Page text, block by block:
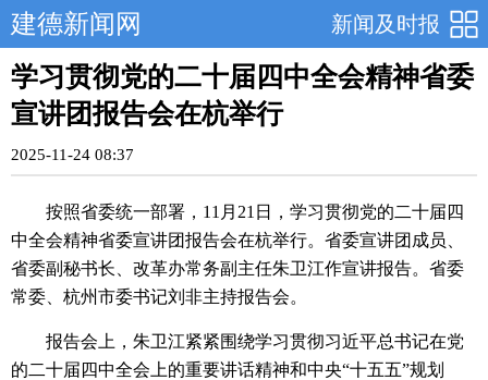
新闻及时报
建德新闻网
学习贯彻党的二十届四中全会精神省委
宣讲团报告会在杭举行
2025-11-24 08:37
按照省委统一部署，11月21日，学习贯彻党的二十届四
中全会精神省委宣讲团报告会在杭举行。省委宣讲团成员、
省委副秘书长、改革办常务副主任朱卫江作宣讲报告。省委
常委、杭州市委书记刘非主持报告会。
报告会上，朱卫江紧紧围绕学习贯彻习近平总书记在党
的二十届四中全会上的重要讲话精神和中央“十五五”规划